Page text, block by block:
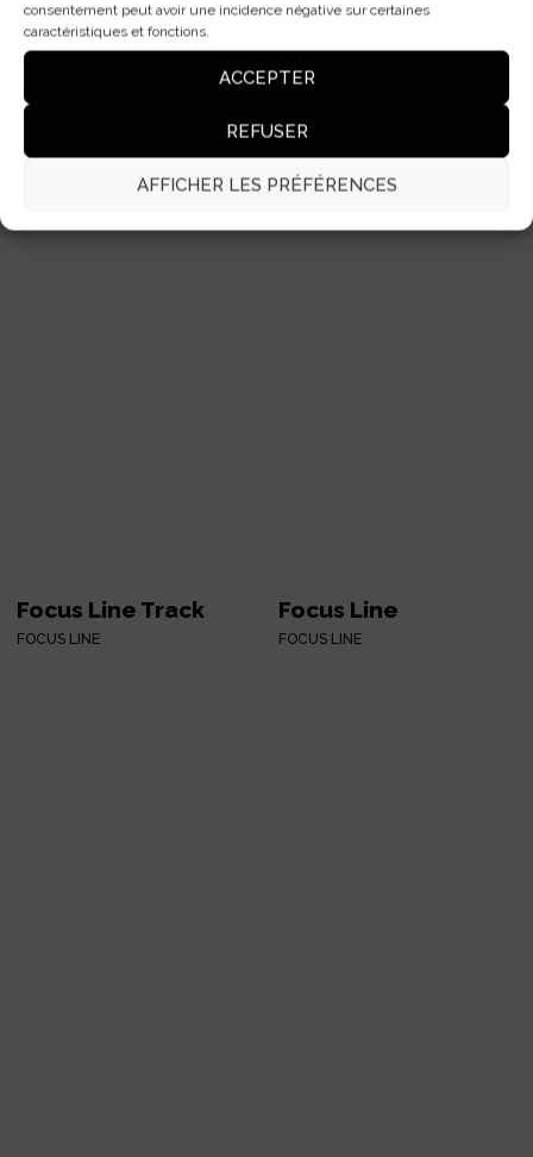
consentement peut avoir une incidence négative sur certaines
caractéristiques et fonctions.
ACCEPTER
REFUSER
AFFICHER LES PRÉFÉRENCES
Focus Line Track
FOCUS LINE
Focus Line
FOCUS LINE